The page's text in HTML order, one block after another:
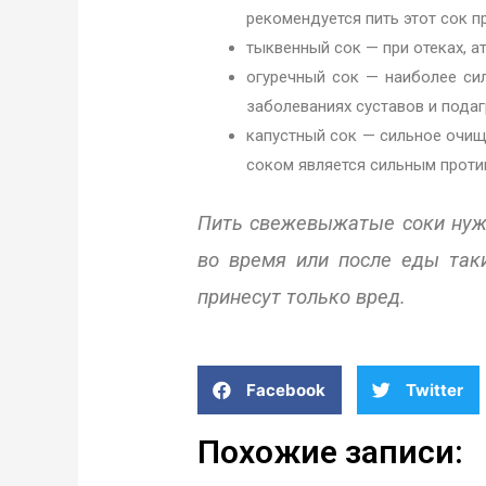
рекомендуется пить этот сок
тыквенный сок — при отеках,
огуречный сок — наиболее
заболеваниях суставов и
капустный сок — сильное
соком является сильным
Пить свежевыжатые соки
во время или после еды
принесут только вред.
Facebook Twitter
Похожие записи: